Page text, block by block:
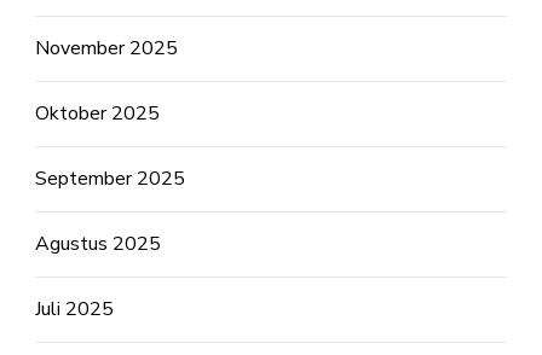
November 2025
Oktober 2025
September 2025
Agustus 2025
Juli 2025